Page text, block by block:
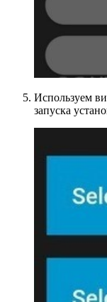
Используем
запуска